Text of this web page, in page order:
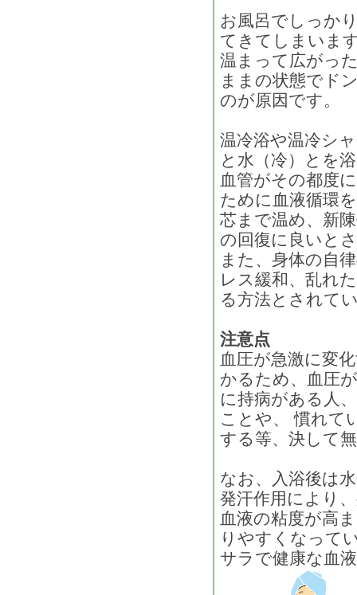
お風呂でしっか
てきてしまいま
温まって広がっ
ままの状態でド
のが原因です。
温冷浴や温冷シ
と水（冷）とを
血管がその都度
ために血液循環
芯まで温め、新
の回復に良いと
また、身体の自
レス緩和、乱れ
る方法とされて
注意点
血圧が急激に変
かるため、血圧
に持病がある人
ことや、 慣れて
する等、決して
なお、入浴後は
発汗作用により
血液の粘度が高
りやすくなって
サラで健康な血